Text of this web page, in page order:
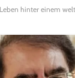
hinter einem